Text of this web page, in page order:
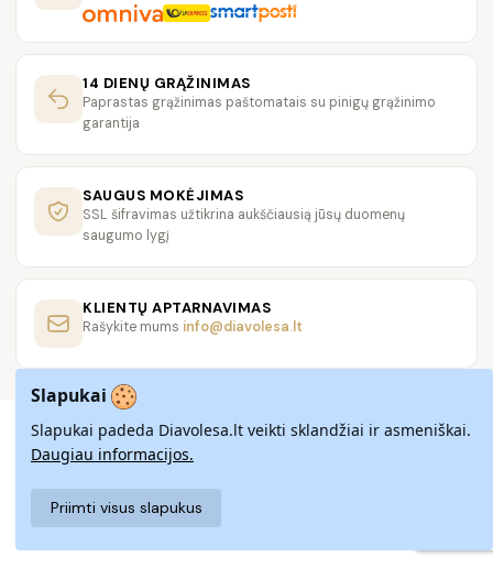
1. Ar jūsų paplūdimio suknelės ir tunikos yra patogios devėti?
lengvos , todėl jos puikiai tinka vasaros sezonui.
14 DIENŲ GRĄŽINIMAS
Paprastas grąžinimas paštomatais su pinigų grąžinimo
garantija
SAUGUS MOKĖJIMAS
SSL šifravimas užtikrina aukščiausią jūsų duomenų
saugumo lygį
KLIENTŲ APTARNAVIMAS
Rašykite mums info@diavolesa.lt
Slapukai
Slapukai padeda Diavolesa.lt veikti sklandžiai ir asmeniškai.
Daugiau informacijos.
Priimti visus slapukus